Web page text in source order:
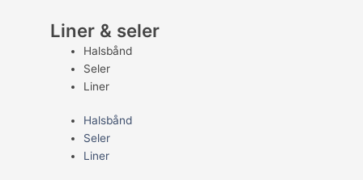
Liner & seler
Halsbånd
Seler
Liner
Halsbånd
Seler
Liner